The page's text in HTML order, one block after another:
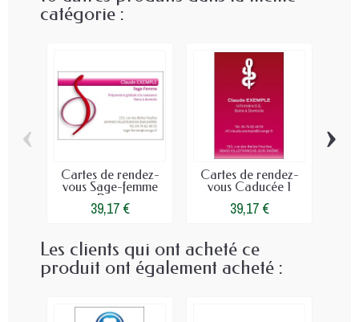
catégorie :
Cartes de rendez-
vous Sage-femme
Rose
39,17 €
Cartes de rendez-
vous Caducée 1
39,17 €
‹ ›
Les clients qui ont acheté ce
produit ont également acheté :